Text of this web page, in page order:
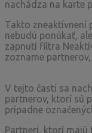
nachádza na karte
Takto zneaktívnení
nebudú ponúkať,
zapnutí filtra
zozname
V tejto časti sa
partnerov, ktorí sú
prípadne
Partneri, ktorí